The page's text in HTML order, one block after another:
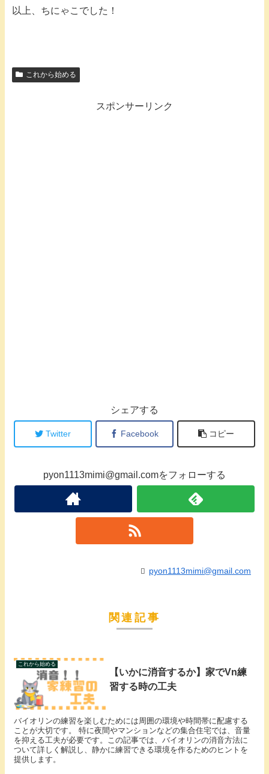
以上、ちにゃこでした！
これから始める
スポンサーリンク
シェアする
Twitter Facebook コピー
pyon1113mimi@gmail.comをフォローする
pyon1113mimi@gmail.com
関連記事
これから始める
【いかに消音するか】家でVn練
習する時の工夫
バイオリンの練習を楽しむためには周囲の環境や時間帯に配慮する
ことが大切です。 特に夜間やマンションなどの集合住宅では、音量
を抑える工夫が必要です。この記事では、バイオリンの消音方法に
ついて詳しく解説し、静かに練習できる環境を作るためのヒントを
提供します。